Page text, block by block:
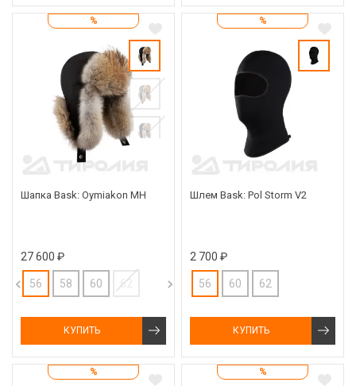
%
Шапка Bask: Oymiakon MH
27 600 ₽
56 58 60 62
КУПИТЬ
%
Шлем Bask: Pol Storm V2
2 700 ₽
56 60 62
КУПИТЬ
% %